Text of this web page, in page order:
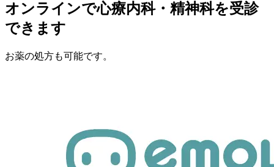
オンラインで心療内科・精神科を受診
できます
お薬の処方も可能です。